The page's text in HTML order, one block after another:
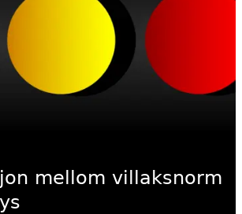
fraråder
kveler fisken i mange
mellom villaksnorm